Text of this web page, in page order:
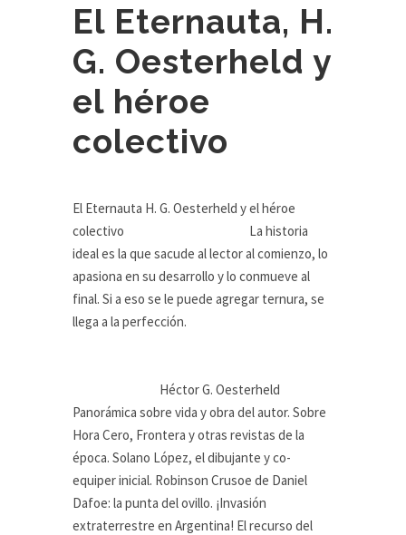
El Eternauta, H.
G. Oesterheld y
el héroe
colectivo
El Eternauta H. G. Oesterheld y el héroe
colectivo La historia
ideal es la que sacude al lector al comienzo, lo
apasiona en su desarrollo y lo conmueve al
final. Si a eso se le puede agregar ternura, se
llega a la perfección.
Héctor G. Oesterheld
Panorámica sobre vida y obra del autor. Sobre
Hora Cero, Frontera y otras revistas de la
época. Solano López, el dibujante y co-
equiper inicial. Robinson Crusoe de Daniel
Dafoe: la punta del ovillo. ¡Invasión
extraterrestre en Argentina! El recurso del